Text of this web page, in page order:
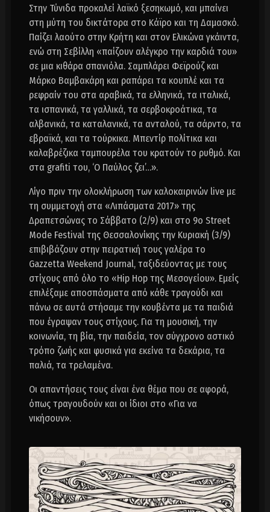
Στην Τύνιδα προκαλεί λαϊκό ξεσηκωμό, και μπαίνει
στη μύτη του δικτάτορα στο Κάϊρο και τη Δαμασκό.
Παίζει λαούτο στην Κρήτη και στον Ελικώνα γκάιντα,
ενώ στη Σεβίλλη «παίζουν αλέγκρο την καρδιά του»
σε μια κιθάρα σπανιόλα. Σαμπλάρει Φεϊρούζ και
Μάρκο Βαμβακάρη και ραπάρει τα κουπλέ και τα
ρεφραίν του στα αραβικά, τα ελληνικά, τα ιταλικά,
τα ισπανικά, τα γαλλικά, τα σερβοκροάτικα, τα
αλβανικά, τα καταλανικά, τα ανταλού, τα σάρντο, τα
εβραϊκά, και τα τούρκικα. Μπεντίρ πολίτικα και
καλαβρέζικα ταμπουρέλα του κρατούν το ρυθμό. Και
στα grafiti του, ‘Ο Παύλος ζει’…».
Λίγο πριν την ολοκλήρωση των καλοκαιρινών live με
τη συμμετοχή στα «Λιπάσματα 2017» της
Δραπετσώνας το Σάββατο (2/9) και στο 9o Street
Mode Festival της Θεσσαλονίκης την Κυριακή (3/9)
επιβιβάζουν στην πειρατική τους γαλέρα το
Gazzetta Weekend Journal, ταξιδεύοντας με τους
στίχους από όλο το «Hip Hop της Μεσογείου». Εμείς
επιλέξαμε αποσπάσματα από κάθε τραγούδι και
πάνω σε αυτά στήσαμε την κουβέντα με τα παιδιά
που έγραψαν τους στίχους. Για τη μουσική, την
κοινωνία, τη βία, την παιδεία, τον σύγχρονο αστικό
τρόπο ζωής και φυσικά για εκείνα τα δεκάρια, τα
παλιά, τα τρελαμένα.
Οι απαντήσεις τους είναι ένα θέμα που σε αφορά,
όπως τραγουδούν και οι ίδιοι στο «Για να
νικήσουν».